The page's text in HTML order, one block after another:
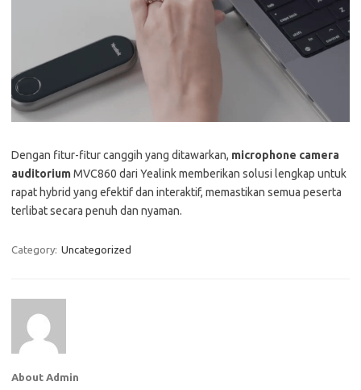
Dengan fitur-fitur canggih yang ditawarkan, microphone camera
auditoriumMVC860 dari Yealink memberikan solusi lengkap untuk
rapat hybrid yang efektif dan interaktif, memastikan semua peserta
terlibat secara penuh dan nyaman.
Category: Uncategorized
About Admin